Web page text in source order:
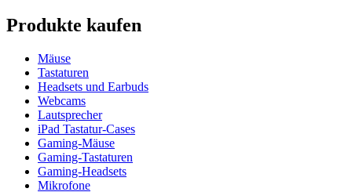
Produkte kaufen
Mäuse
Tastaturen
Headsets und Earbuds
Webcams
Lautsprecher
iPad Tastatur-Cases
Gaming-Mäuse
Gaming-Tastaturen
Gaming-Headsets
Mikrofone